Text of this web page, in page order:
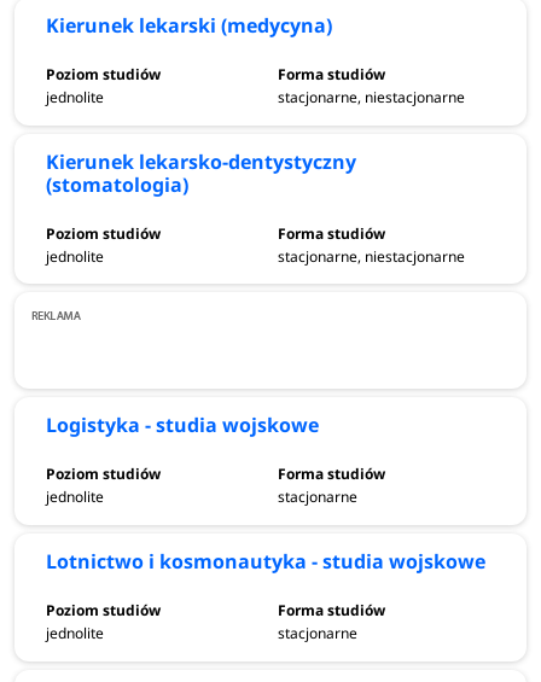
Kierunek lekarski (medycyna)
jednolite stacjonarne, niestacjonarne
Kierunek lekarsko-dentystyczny
(stomatologia)
jednolite stacjonarne, niestacjonarne
Logistyka - studia wojskowe
jednolite stacjonarne
Lotnictwo i kosmonautyka - studia wojskowe
jednolite stacjonarne